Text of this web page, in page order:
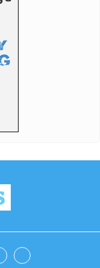
telima štitili pacijenta
Novi Lamborghini je
Pakš od nedelje
dolara u fond za
ponovo doveo Kinana